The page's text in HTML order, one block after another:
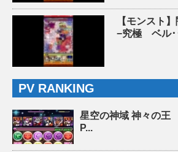
【モンスト
−究極 ベル･
PV RANKING
星空の神域 神々の王
P...